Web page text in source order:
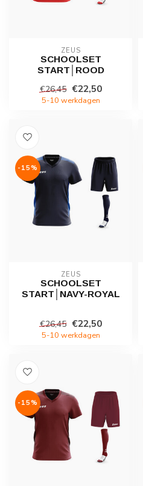
ZEUS
SCHOOLSET
START│ROOD
€26,45 €22,50
5-10 werkdagen
-15%
ZEUS
SCHOOLSET
START│NAVY-ROYAL
€26,45 €22,50
5-10 werkdagen
-15%